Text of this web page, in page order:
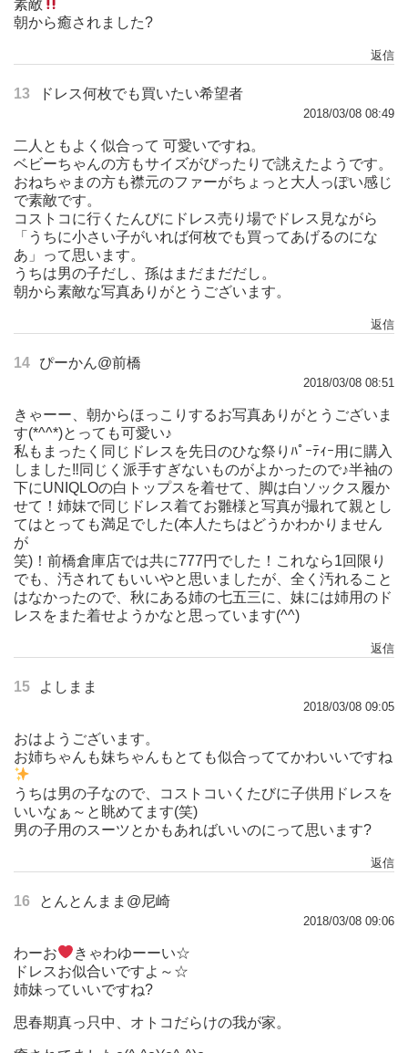
素敵
朝から癒されました?
返信
13 ドレス何枚でも買いたい希望者
2018/03/08 08:49
二人ともよく似合って 可愛いですね。
ベビーちゃんの方もサイズがぴったりで誂えたようです。
おねちゃまの方も襟元のファーがちょっと大人っぽい感じ
で素敵です。
コストコに行くたんびにドレス売り場でドレス見ながら
「うちに小さい子がいれば何枚でも買ってあげるのにな
あ」って思います。
うちは男の子だし、孫はまだまだだし。
朝から素敵な写真ありがとうございます。
返信
14 ぴーかん@前橋
2018/03/08 08:51
きゃーー、朝からほっこりするお写真ありがとうございま
す(*^^*)とっても可愛い♪
私もまったく同じドレスを先日のひな祭りﾊﾟｰﾃｨｰ用に購入
しました‼同じく派手すぎないものがよかったので♪半袖の
下にUNIQLOの白トップスを着せて、脚は白ソックス履か
せて！姉妹で同じドレス着てお雛様と写真が撮れて親とし
てはとっても満足でした(本人たちはどうかわかりません
が
笑)！前橋倉庫店では共に777円でした！これなら1回限り
でも、汚されてもいいやと思いましたが、全く汚れること
はなかったので、秋にある姉の七五三に、妹には姉用のド
レスをまた着せようかなと思っています(^^)
返信
15 よしまま
2018/03/08 09:05
おはようございます。
お姉ちゃんも妹ちゃんもとても似合っててかわいいですね
うちは男の子なので、コストコいくたびに子供用ドレスを
いいなぁ～と眺めてます(笑)
男の子用のスーツとかもあればいいのにって思います?
返信
16 とんとんまま@尼崎
2018/03/08 09:06
わーお
きゃわゆーーい☆
ドレスお似合いですよ～☆
姉妹っていいですね?
思春期真っ只中、オトコだらけの我が家。